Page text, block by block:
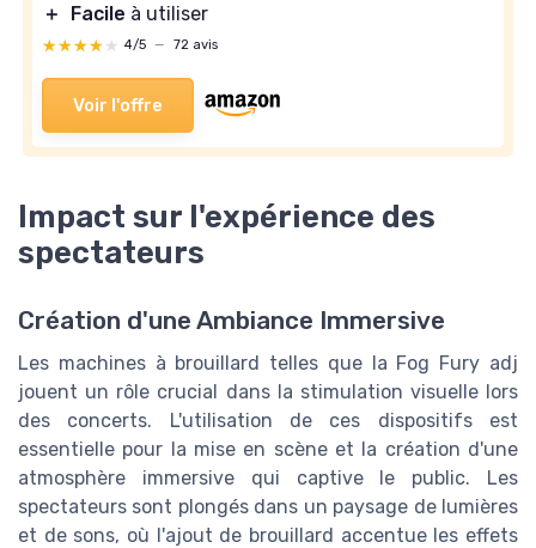
＋
Facile à utiliser
★★★★★
★★★★★ 4/5 — 72 avis
Voir l'offre
Impact sur l'expérience des
spectateurs
Création d'une Ambiance Immersive
Les machines à brouillard telles que la Fog Fury adj
jouent un rôle crucial dans la stimulation visuelle lors
des concerts. L'utilisation de ces dispositifs est
essentielle pour la mise en scène et la création d'une
atmosphère immersive qui captive le public. Les
spectateurs sont plongés dans un paysage de lumières
et de sons, où l'ajout de brouillard accentue les effets